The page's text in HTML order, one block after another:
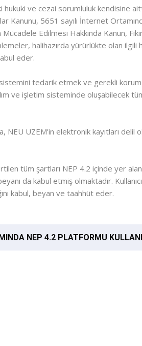
hukuki ve cezai sorumluluk kendisine
Kanunu, 5651 sayılı İnternet
Edilmesi Hakkında Kanun,
halihazırda yürürlükte olan
eder.
tedarik etmek ve gerekli
ve işletim sisteminde oluşabilecek
NEU UZEM’in elektronik kayıtları delil
tüm şartları NEP 4.2 içinde yer
da kabul etmiş olmaktadır.
kabul, beyan ve taahhüt eder.
PLATFORMU KULLANICI KAYIT SÜRECİ